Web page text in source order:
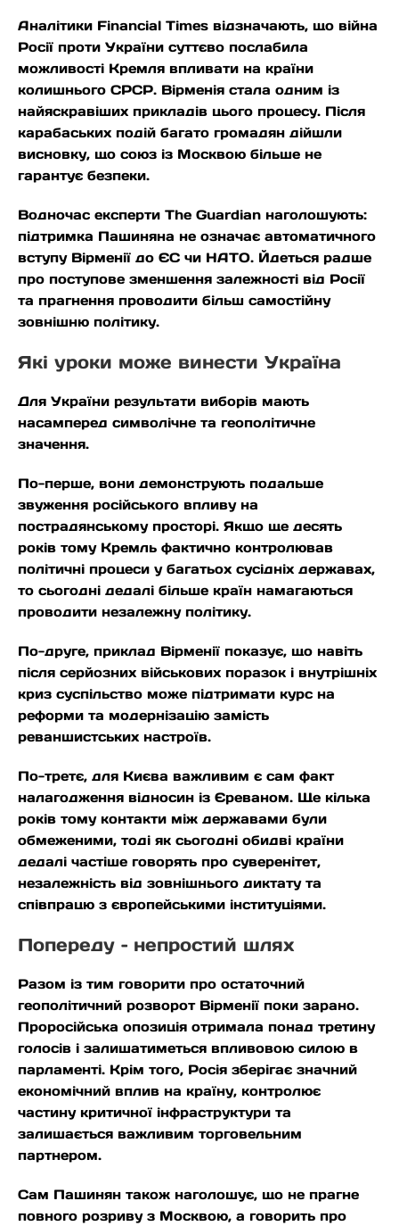
Аналітики Financial Times відзначають, що війна
Росії проти України суттєво послабила
можливості Кремля впливати на країни
колишнього СРСР. Вірменія стала одним із
найяскравіших прикладів цього процесу. Після
карабаських подій багато громадян дійшли
висновку, що союз із Москвою більше не
гарантує безпеки.
Водночас експерти The Guardian наголошують:
підтримка Пашиняна не означає автоматичного
вступу Вірменії до ЄС чи НАТО. Йдеться радше
про поступове зменшення залежності від Росії
та прагнення проводити більш самостійну
зовнішню політику.
Які уроки може винести Україна
Для України результати виборів мають
насамперед символічне та геополітичне
значення.
По-перше, вони демонструють подальше
звуження російського впливу на
пострадянському просторі. Якщо ще десять
років тому Кремль фактично контролював
політичні процеси у багатьох сусідніх державах,
то сьогодні дедалі більше країн намагаються
проводити незалежну політику.
По-друге, приклад Вірменії показує, що навіть
після серйозних військових поразок і внутрішніх
криз суспільство може підтримати курс на
реформи та модернізацію замість
реваншистських настроїв.
По-третє, для Києва важливим є сам факт
налагодження відносин із Єреваном. Ще кілька
років тому контакти між державами були
обмеженими, тоді як сьогодні обидві країни
дедалі частіше говорять про суверенітет,
незалежність від зовнішнього диктату та
співпрацю з європейськими інституціями.
Попереду – непростий шлях
Разом із тим говорити про остаточний
геополітичний розворот Вірменії поки зарано.
Проросійська опозиція отримала понад третину
голосів і залишатиметься впливовою силою в
парламенті. Крім того, Росія зберігає значний
економічний вплив на країну, контролює
частину критичної інфраструктури та
залишається важливим торговельним
партнером.
Сам Пашинян також наголошує, що не прагне
повного розриву з Москвою, а говорить про